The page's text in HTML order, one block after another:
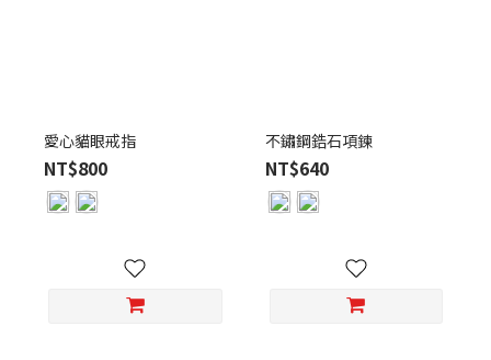
愛心貓眼戒指
NT$800
不鏽鋼鋯石項鍊
NT$640